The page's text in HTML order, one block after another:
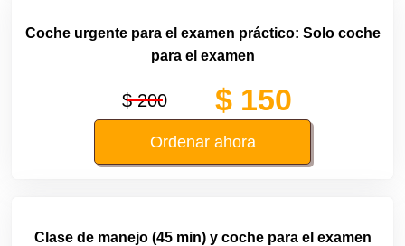
Coche urgente para el examen práctico: Solo coche
para el examen
$ 200 $ 150
Ordenar ahora
Clase de manejo (45 min) y coche para el examen